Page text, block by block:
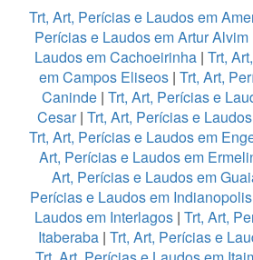
Trt, Art, Perícias e Laudos em
Perícias e Laudos em Artur Alvim
Laudos em Cachoeirinha| Trt,
em Campos Eliseos | Trt, Art,
Caninde | Trt, Art, Perícias e
Cesar| Trt, Art, Perícias e
Trt, Art, Perícias e Laudos em
Art, Perícias e Laudos em
Art, Perícias e Laudos em
Perícias e Laudos em Indianopolis
Laudos em Interlagos| Trt, Art,
Itaberaba| Trt, Art, Perícias e